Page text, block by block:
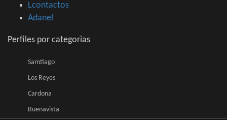
Lcontactos
Adanel
Perfiles por categorias
Samtiago
Los Reyes
Cardona
Buenavista